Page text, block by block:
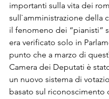
importanti sulla vita dei
sull`amministrazione della
il fenomeno dei “pianisti”
era verificato solo in
punto che a marzo di
Camera dei Deputati è
un nuovo sistema di
basato sul riconoscimento